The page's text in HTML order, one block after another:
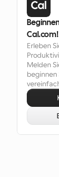
Cal.com!
Erleben
Melden
beginnen